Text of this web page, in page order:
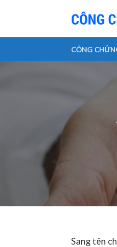
CÔNG
Sang tên